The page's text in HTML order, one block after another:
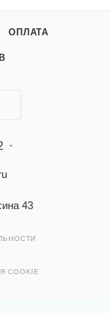
ОПЛАТА
43
COOKIE